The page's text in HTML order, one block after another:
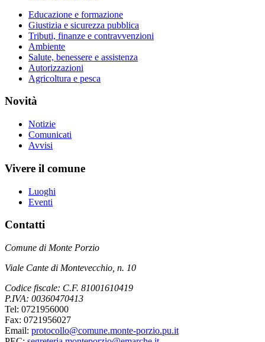
Educazione e formazione
Giustizia e sicurezza pubblica
Tributi, finanze e contravvenzioni
Ambiente
Salute, benessere e assistenza
Autorizzazioni
Agricoltura e pesca
Novità
Notizie
Comunicati
Avvisi
Vivere il comune
Luoghi
Eventi
Contatti
Comune di Monte Porzio
Viale Cante di Montevecchio, n. 10
Codice fiscale: C.F. 81001610419
P.IVA: 00360470413
Tel: 0721956000
Fax: 0721956027
Email: protocollo@comune.monte-porzio.pu.it